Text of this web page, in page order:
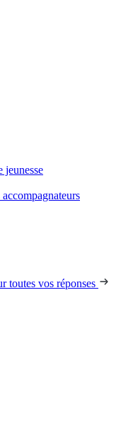
jeunesse
toutes vos réponses